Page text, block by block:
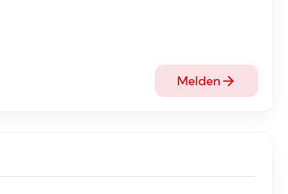
Melden